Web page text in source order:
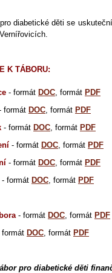
diabetické děti se
K TÁBORU:
- formát DOC, formát PDF
formát DOC, formát PDF
- formát DOC, formát PDF
- formát DOC, formát PDF
- formát DOC, formát PDF
- formát DOC, formát PDF
- formát DOC, formát PDF
DOC, formát PDF
pro diabetické děti